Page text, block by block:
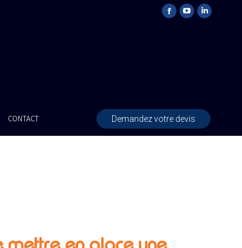
CONTACT Demandez votre devis